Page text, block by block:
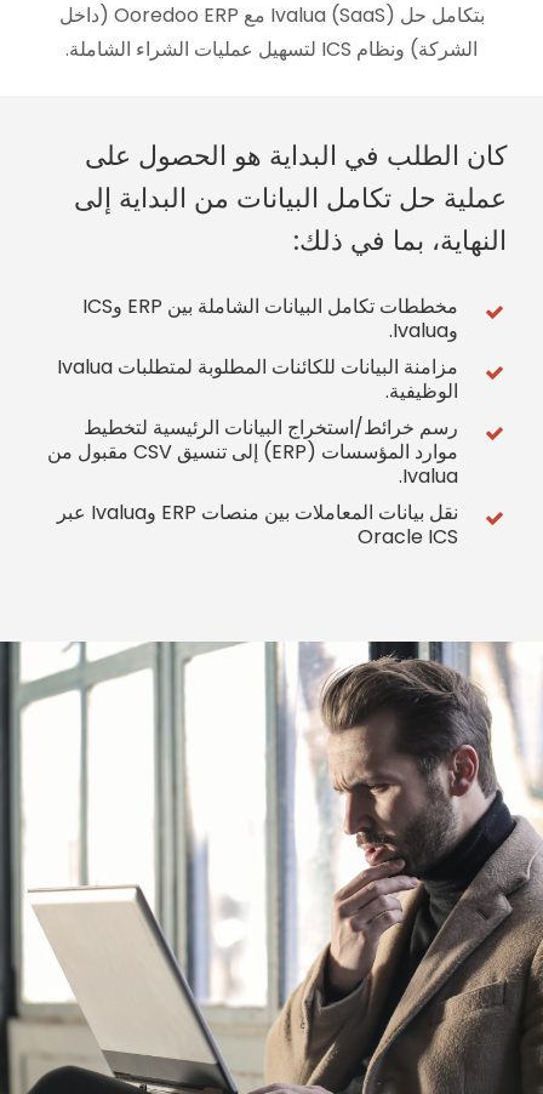
بتكامل حل Ivalua (SaaS) مع Ooredoo ERP (داخل
الشركة) ونظام ICS لتسهيل عمليات الشراء الشاملة.
كان الطلب في البداية هو الحصول على
عملية حل تكامل البيانات من البداية إلى
النهاية، بما في ذلك:
مخططات تكامل البيانات الشاملة بين ERP وICS
وIvalua.
مزامنة البيانات للكائنات المطلوبة لمتطلبات Ivalua
الوظيفية.
رسم خرائط/استخراج البيانات الرئيسية لتخطيط
موارد المؤسسات (ERP) إلى تنسيق CSV مقبول من
Ivalua.
نقل بيانات المعاملات بين منصات ERP وIvalua عبر
Oracle ICS